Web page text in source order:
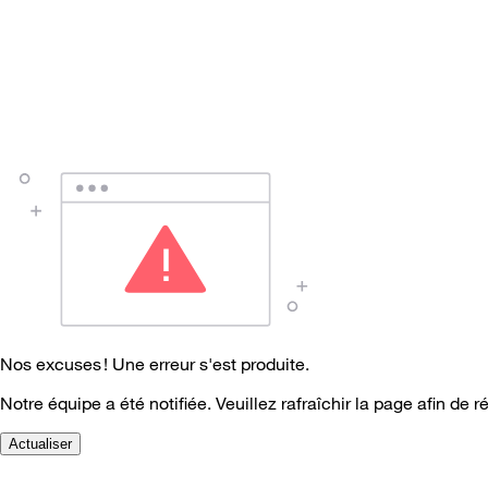
Nos excuses ! Une erreur s'est produite.
Notre équipe a été notifiée. Veuillez rafraîchir la page afin de
Actualiser